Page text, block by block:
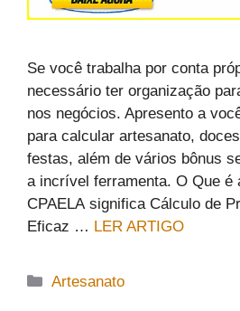
Se você trabalha por conta
necessário ter organização
nos negócios. Apresento a
para calcular artesanato,
festas, além de vários bônus
a incrível ferramenta. O Que é
CPAELA significa Cálculo de
Eficaz … LER ARTIGO
Categorias
Artesanato